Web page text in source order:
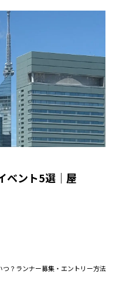
ベント5選｜屋
つ？ランナー募集・エントリー方法ま